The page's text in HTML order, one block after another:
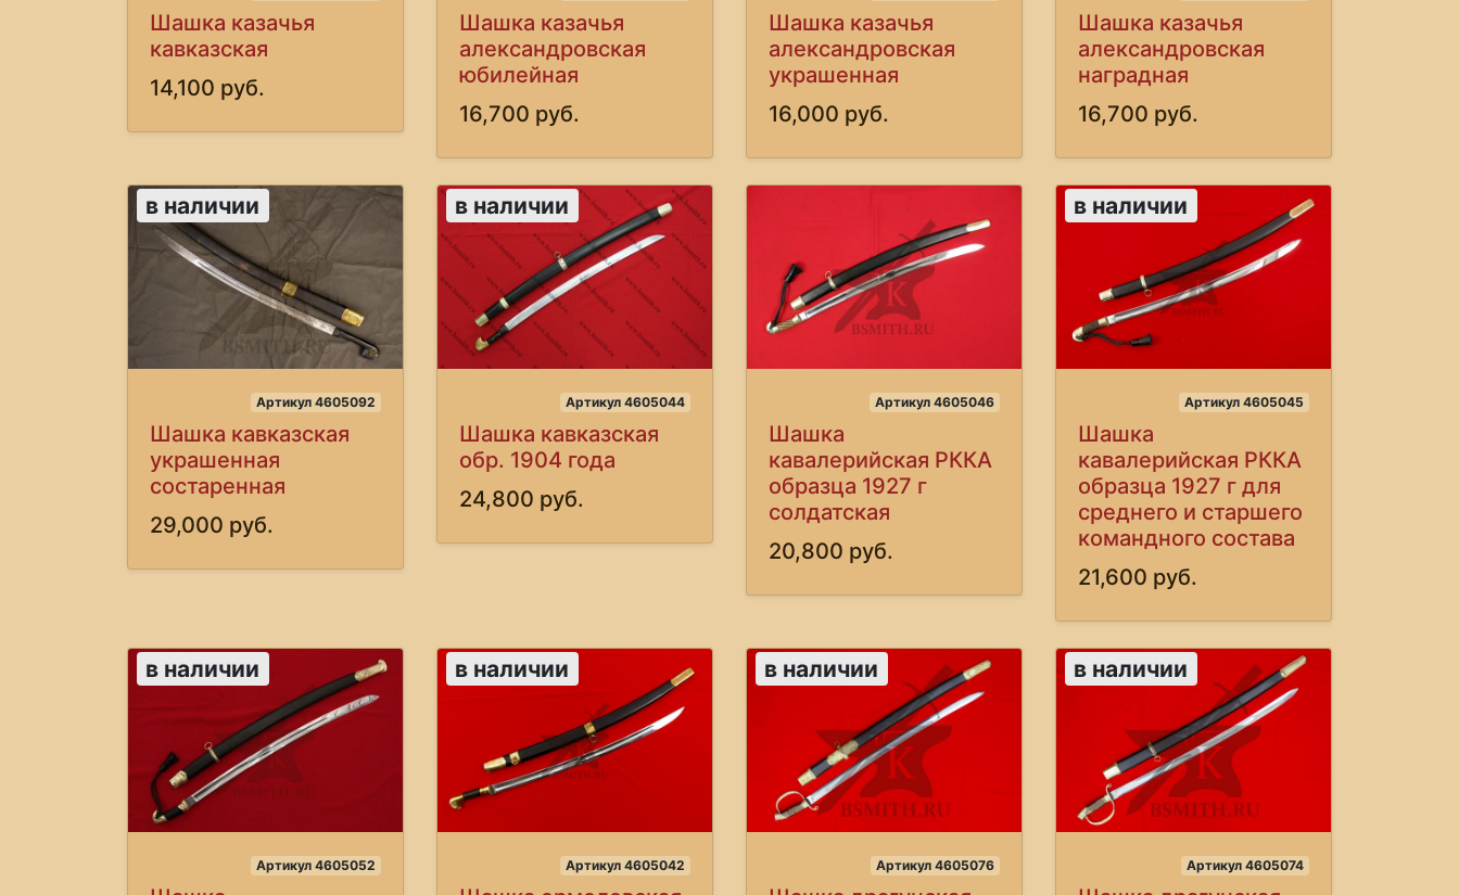
Шашка казачья
кавказская
14,100 руб.
Шашка казачья
александровская
юбилейная
16,700 руб.
Шашка казачья
александровская
украшенная
16,000 руб.
Шашка казачья
александровская
наградная
16,700 руб.
в наличии
Артикул 4605092
Шашка кавказская
украшенная
состаренная
29,000 руб.
в наличии
Артикул 4605044
Шашка кавказская
обр. 1904 года
24,800 руб.
Артикул 4605046
Шашка
кавалерийская РККА
образца 1927 г
солдатская
20,800 руб.
в наличии
Артикул 4605045
Шашка
кавалерийская РККА
образца 1927 г для
среднего и старшего
командного состава
21,600 руб.
в наличии
Артикул 4605052
в наличии
Артикул 4605042
в наличии
Артикул 4605076
в наличии
Артикул 4605074